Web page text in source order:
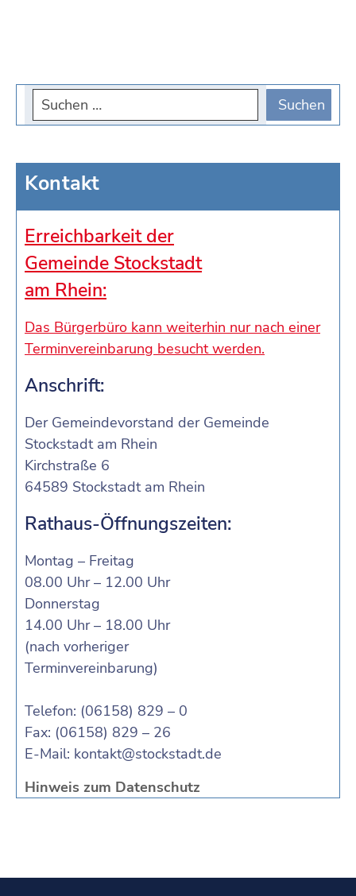
Kontakt
Erreichbarkeit der
Gemeinde Stockstadt
am Rhein:
Das Bürgerbüro kann weiterhin nur nach einer
Terminvereinbarung besucht werden.
Anschrift:
Der Gemeindevorstand der Gemeinde
Stockstadt am Rhein
Kirchstraße 6
64589 Stockstadt am Rhein
Rathaus-Öffnungszeiten:
Montag – Freitag
08.00 Uhr – 12.00 Uhr
Donnerstag
14.00 Uhr – 18.00 Uhr
(nach vorheriger
Terminvereinbarung)
Telefon: (06158) 829 – 0
Fax: (06158) 829 – 26
E-Mail: kontakt@stockstadt.de
Hinweis zum Datenschutz